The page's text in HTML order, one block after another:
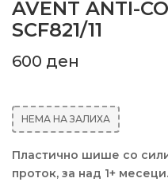
AVENT ANTI-
SCF821/11
600 ден
НЕМА НА ЗАЛИХА
Пластично шише со
проток, за над 1+ месеци.